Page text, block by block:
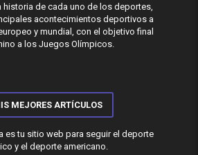
historia de cada uno de los deportes,
acontecimientos deportivos a
y mundial, con el objetivo final
a los Juegos Olímpicos.
MEJORES ARTÍCULOS
es tu sitio web para seguir el deporte
y el deporte americano.